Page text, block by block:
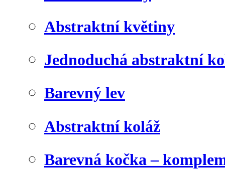
Abstraktní květiny
Jednoduchá abstraktní
Barevný lev
Abstraktní koláž
Barevná kočka –